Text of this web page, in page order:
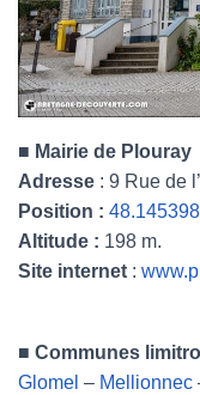
■ Mairie de Plouray
Adresse : 9 Rue de
Position :
Altitude : 198 m.
Site internet :
■ Communes
Glomel – Mellionnec